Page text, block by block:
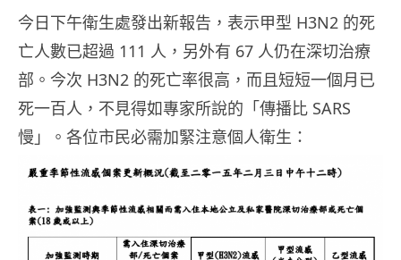
今日下午衛生處發出新報告，表示甲型 H3N2 的死
亡人數已超過 111 人，另外有 67 人仍在深切治療
部。今次 H3N2 的死亡率很高，而且短短一個月已
死一百人，不見得如專家所說的「傳播比 SARS
慢」。各位市民必需加緊注意個人衛生：